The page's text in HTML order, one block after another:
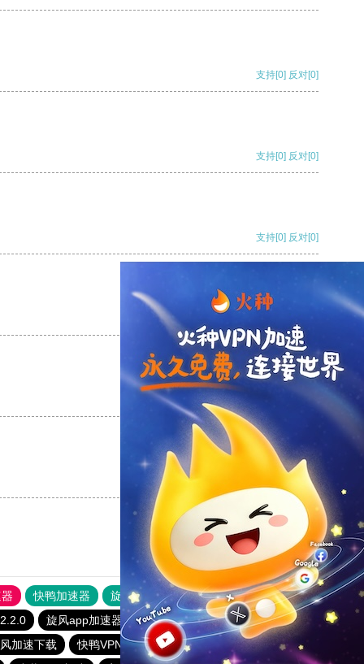
支持[0] 反对[0]
支持[0] 反对[0]
支持[0] 反对[0]
反对
反对[0]
快鸭加速器 旋风加速度器 外网网址导航
软件中心
旋风app加速器官网下载
快鸭app加速器下载安卓
加速下载 快鸭VPN 香蕉加速器官网正版
快鸭